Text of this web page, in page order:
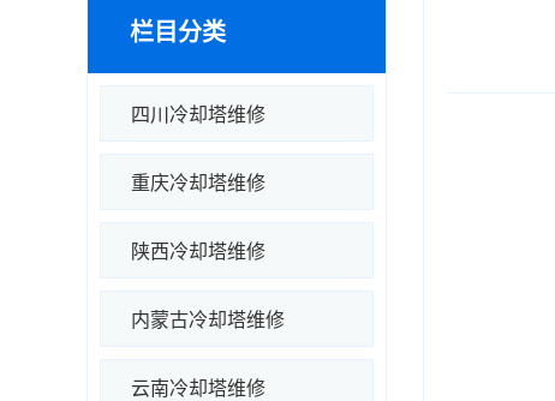
栏目分类
四川冷却塔维修
重庆冷却塔维修
陕西冷却塔维修
内蒙古冷却塔维修
云南冷却塔维修